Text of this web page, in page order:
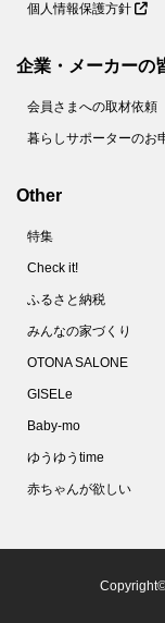
個人情報保護方針
企業・メーカーの
会員さまへの取材依頼
暮らしサポーターのお
Other
特集
Check it!
ふるさと納税
みんなの家づくり
OTONA SALONE
GISELe
Baby-mo
ゆうゆうtime
赤ちゃんが欲しい